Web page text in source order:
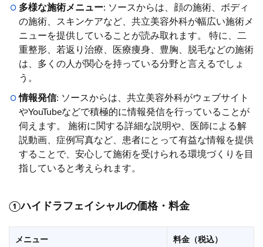
多様な施術メニュー: ソースからは、顔の施術、ボディ
の施術、スキンケアなど、共立美容外科が幅広い施術メ
ニューを提供していることが読み取れます。 特に、二
重整形、若返り治療、医療痩身、豊胸、脱毛などの施術
は、多くの人が関心を持っている分野と言えるでしょ
う。
情報発信: ソースからは、共立美容外科がウェブサイト
やYouTubeなどで積極的に情報発信を行っていることが
伺えます。 施術に関する詳細な説明や、医師による解
説動画、症例写真など、患者にとって有益な情報を提供
することで、安心して施術を受けられる環境づくりを目
指していると考えられます。
①ハイドラフェイシャルの価格・料金
メニュー 料金（税込）